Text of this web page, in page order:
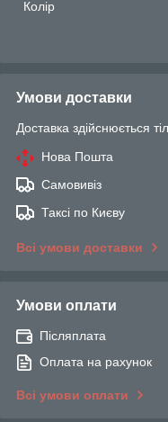
Колір
Умови доставки
Доставка здійснюється
Нова Пошта
Самовивіз
Таксі по Києву
Всі умови доставки
Умови оплати
Післяплата
Оплата на рахунок
Всі умови оплати